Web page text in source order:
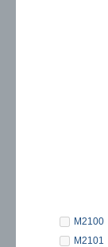
M2100
M2101